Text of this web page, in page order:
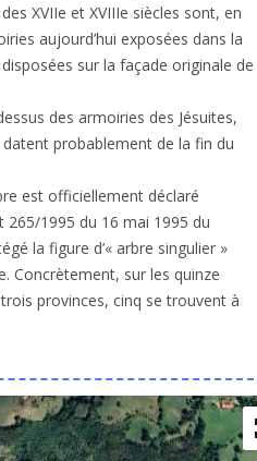
XVIIe et XVIIIe siècles sont, en
aujourd’hui exposées dans la
sur la façade originale de
des armoiries des Jésuites,
probablement de la fin du
est officiellement déclaré
265/1995 du 16 mai 1995 du
la figure d’« arbre singulier »
Concrètement, sur les quinze
provinces, cinq se trouvent à